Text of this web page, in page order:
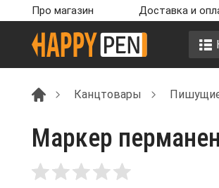
Про магазин Доставка и
Канцтовары
Маркер